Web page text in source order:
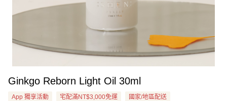
Ginkgo Reborn Light Oil 30ml
App 獨享活動 宅配滿NT$3,000免運 國家/地區配送